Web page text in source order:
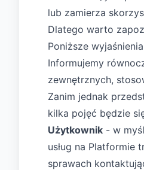
lub zamierza
Dlatego warto
Poniższe
Informujemy
zewnętrznych,
Zanim jednak
kilka pojęć będzie
Użytkownik - w
usług na Platformie
sprawach